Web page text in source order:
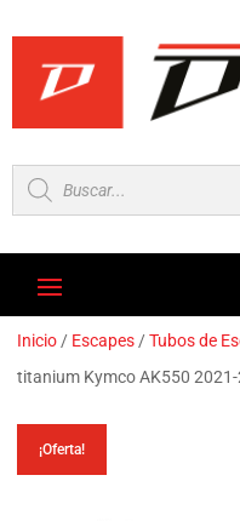
Búsqueda
de
productos
Inicio / Escapes /Tubos de
titanium Kymco AK550
¡Oferta!